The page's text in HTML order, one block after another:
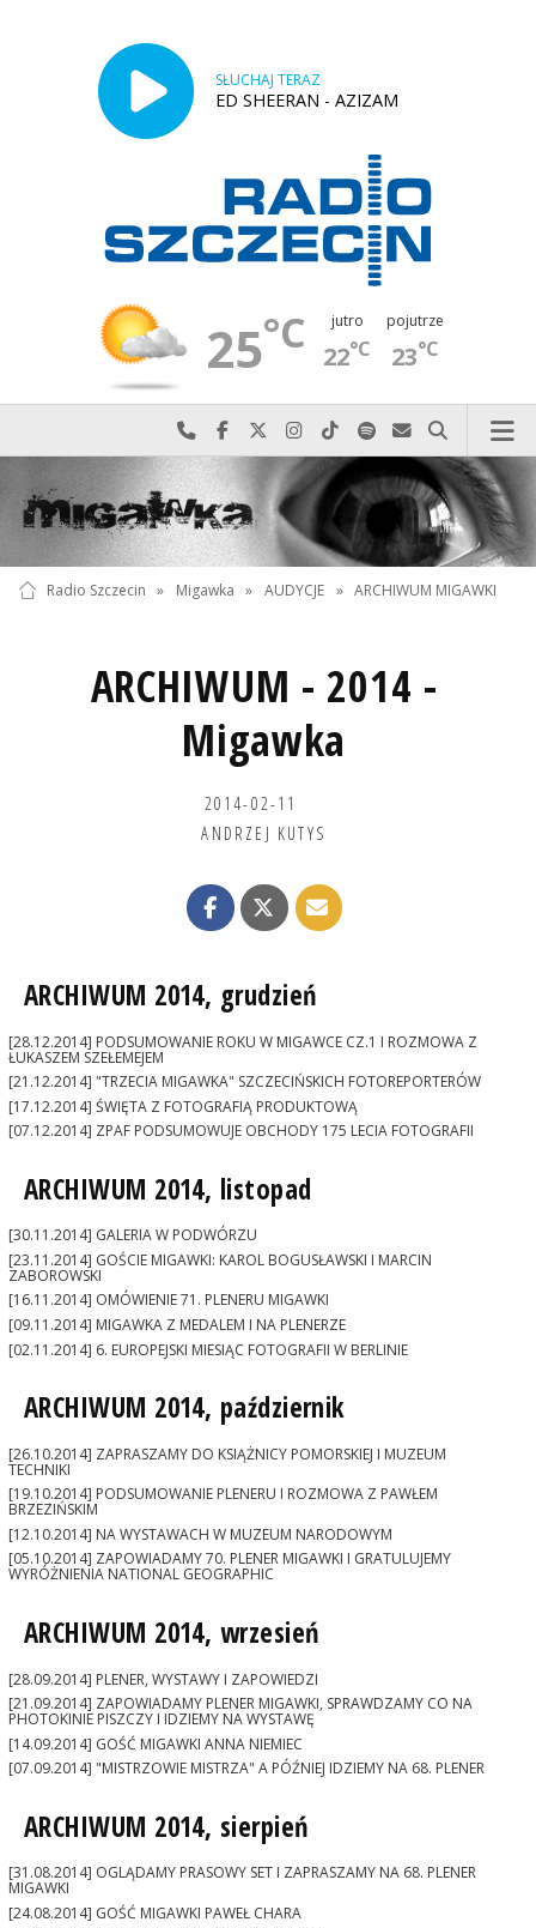
SŁUCHAJ TERAZ
ED SHEERAN - AZIZAM
25°C jutro
22°C
pojutrze
23°C
Najlepiej po prostu do nas zadzwoń
Odwiedź nas na Facebook-u
Odwiedź nas na X
Odwiedź nas na Instagram-ie
Odwiedź nas na TikTok-u
Szukaj nas na Spotify
Wyślij do nas
Szukaj
Radio Szczecin » Migawka » AUDYCJE » ARCHIWUM MIGAWKI
ARCHIWUM - 2014 -
Migawka
2014-02-11
ANDRZEJ KUTYS
ARCHIWUM 2014, grudzień
[28.12.2014] PODSUMOWANIE ROKU W MIGAWCE CZ.1 I ROZMOWA Z
ŁUKASZEM SZEŁEMEJEM
[21.12.2014] "TRZECIA MIGAWKA" SZCZECIŃSKICH FOTOREPORTERÓW
[17.12.2014] ŚWIĘTA Z FOTOGRAFIĄ PRODUKTOWĄ
[07.12.2014] ZPAF PODSUMOWUJE OBCHODY 175 LECIA FOTOGRAFII
ARCHIWUM 2014, listopad
[30.11.2014] GALERIA W PODWÓRZU
[23.11.2014] GOŚCIE MIGAWKI: KAROL BOGUSŁAWSKI I MARCIN
ZABOROWSKI
[16.11.2014] OMÓWIENIE 71. PLENERU MIGAWKI
[09.11.2014] MIGAWKA Z MEDALEM I NA PLENERZE
[02.11.2014] 6. EUROPEJSKI MIESIĄC FOTOGRAFII W BERLINIE
ARCHIWUM 2014, październik
[26.10.2014] ZAPRASZAMY DO KSIĄŻNICY POMORSKIEJ I MUZEUM
TECHNIKI
[19.10.2014] PODSUMOWANIE PLENERU I ROZMOWA Z PAWŁEM
BRZEZIŃSKIM
[12.10.2014] NA WYSTAWACH W MUZEUM NARODOWYM
[05.10.2014] ZAPOWIADAMY 70. PLENER MIGAWKI I GRATULUJEMY
WYRÓŻNIENIA NATIONAL GEOGRAPHIC
ARCHIWUM 2014, wrzesień
[28.09.2014] PLENER, WYSTAWY I ZAPOWIEDZI
[21.09.2014] ZAPOWIADAMY PLENER MIGAWKI, SPRAWDZAMY CO NA
PHOTOKINIE PISZCZY I IDZIEMY NA WYSTAWĘ
[14.09.2014] GOŚĆ MIGAWKI ANNA NIEMIEC
[07.09.2014] "MISTRZOWIE MISTRZA" A PÓŹNIEJ IDZIEMY NA 68. PLENER
ARCHIWUM 2014, sierpień
[31.08.2014] OGLĄDAMY PRASOWY SET I ZAPRASZAMY NA 68. PLENER
MIGAWKI
[24.08.2014] GOŚĆ MIGAWKI PAWEŁ CHARA